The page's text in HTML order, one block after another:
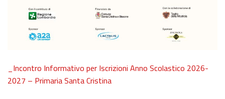
_Incontro Informativo per Iscrizioni Anno Scolastico 2026-
2027 – Primaria Santa Cristina